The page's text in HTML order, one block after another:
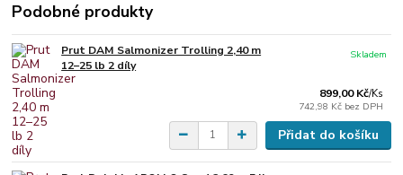
Podobné produkty
Prut DAM Salmonizer Trolling 2,40 m
12–25 lb 2 díly
899,00 Kč/Ks
742,98 Kč bez DPH
Skladem
Přidat do košíku